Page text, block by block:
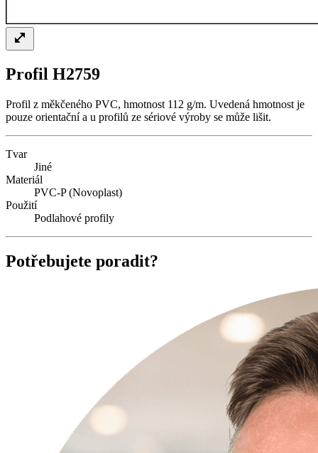
Profil H2759
Profil z měkčeného PVC, hmotnost 112 g/m. Uvedená hmotnost je
pouze orientační a u profilů ze sériové výroby se může lišit.
Tvar
Jiné
Materiál
PVC-P (Novoplast)
Použití
Podlahové profily
Potřebujete poradit?